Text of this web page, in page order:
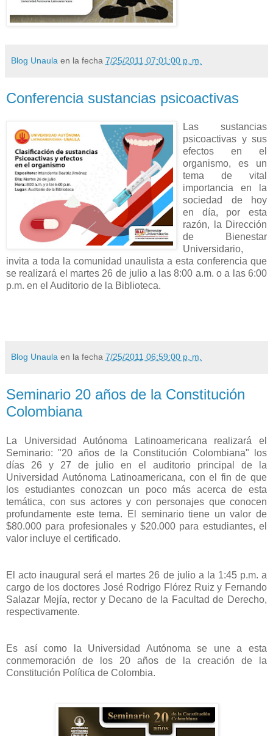
Blog Unaula en la fecha 7/25/2011 07:01:00 p. m.
Conferencia sustancias psicoactivas
Las sustancias
psicoactivas y sus
efectos en el
organismo, es un
tema de vital
importancia en la
sociedad de hoy
en día, por esta
razón, la Dirección
de Bienestar
Universidario,
invita a toda la comunidad unaulista a esta conferencia que
se realizará el martes 26 de julio a las 8:00 a.m. o a las 6:00
p.m. en el Auditorio de la Biblioteca.
Blog Unaula en la fecha 7/25/2011 06:59:00 p. m.
Seminario 20 años de la Constitución
Colombiana
La Universidad Autónoma Latinoamericana realizará el
Seminario: "20 años de la Constitución Colombiana" los
días 26 y 27 de julio en el auditorio principal de la
Universidad Autónoma Latinoamericana, con el fin de que
los estudiantes conozcan un poco más acerca de esta
temática, con sus actores y con personajes que conocen
profundamente este tema. El seminario tiene un valor de
$80.000 para profesionales y $20.000 para estudiantes, el
valor incluye el certificado.
El acto inaugural será el martes 26 de julio a la 1:45 p.m. a
cargo de los doctores José Rodrigo Flórez Ruiz y Fernando
Salazar Mejía, rector y Decano de la Facultad de Derecho,
respectivamente.
Es así como la Universidad Autónoma se une a esta
conmemoración de los 20 años de la creación de la
Constitución Política de Colombia.